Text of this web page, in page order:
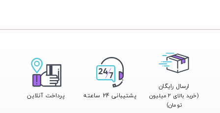
ارسال رایگان
(خرید بالای ۲ میلیون
تومان)
پشتیبانی 24 ساعته پرداخت آنلاین